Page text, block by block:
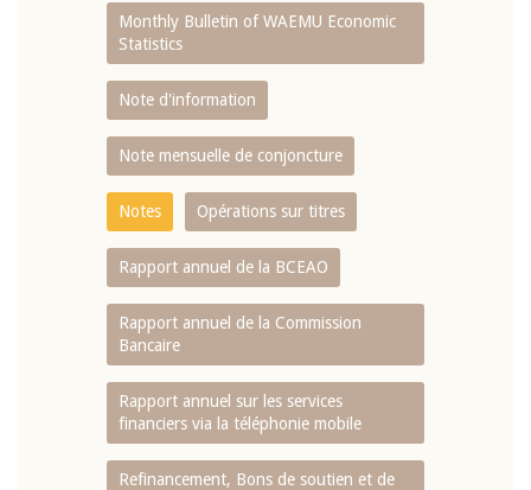
Monthly Bulletin of WAEMU Economic
Statistics
Note d'information
Note mensuelle de conjoncture
Notes Opérations sur titres
Rapport annuel de la BCEAO
Rapport annuel de la Commission
Bancaire
Rapport annuel sur les services
financiers via la téléphonie mobile
Refinancement, Bons de soutien et de